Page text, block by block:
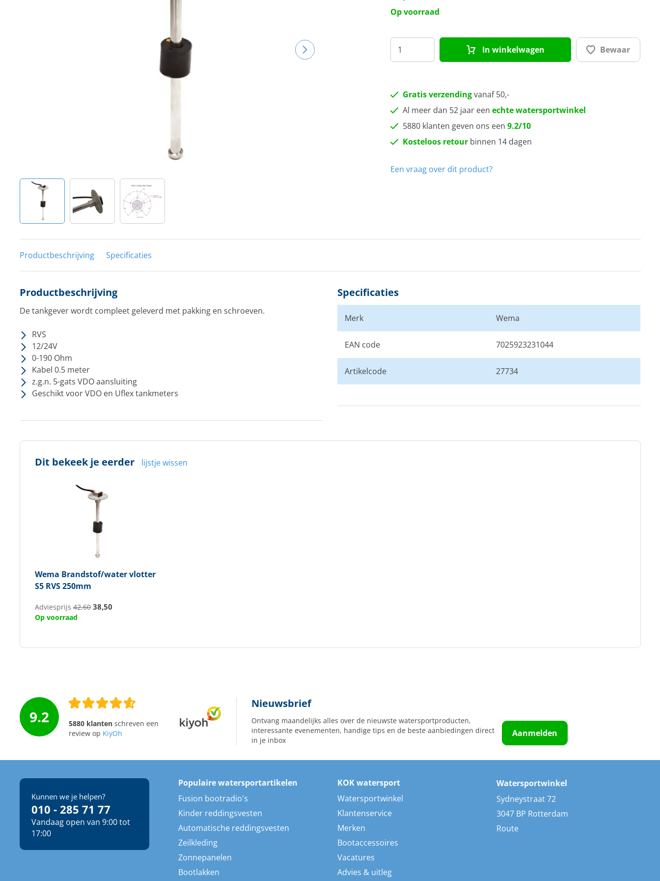
275 mm
350 mm
400 mm
450 mm
Op voorraad
In winkelwagen Bewaar
Gratis verzendingvanaf 50,-
Al meer dan 52 jaar een echte watersportwinkel
5880 klanten geven ons een 9.2/10
Kosteloos retourbinnen 14 dagen
Een vraag over dit product?
Productbeschrijving Specificaties
Productbeschrijving
De tankgever wordt compleet geleverd met pakking en schroeven.
RVS
12/24V
0-190 Ohm
Kabel 0.5 meter
z.g.n. 5-gats VDO aansluiting
Geschikt voor VDO en Uflex tankmeters
Specificaties
Merk Wema
EAN code 7025923231044
Artikelcode 27734
Dit bekeek je eerder lijstje wissen
Wema Brandstof/water vlotter
S5 RVS 250mm
Adviesprijs42,60 38,50
Op voorraad
9.2 5880 klantenschreven een
review op KiyOh
Nieuwsbrief
Ontvang maandelijks alles over de nieuwste watersportproducten,
interessante evenementen, handige tips en de beste aanbiedingen direct
in je inbox
Aanmelden
Kunnen we je helpen?
010 - 285 71 77
Vandaag open van 9:00 tot
17:00
Populaire watersportartikelen
Fusion bootradio's
Kinder reddingsvesten
Automatische reddingsvesten
Zeilkleding
Zonnepanelen
Bootlakken
KOK watersport
Watersportwinkel
Klantenservice
Merken
Bootaccessoires
Vacatures
Advies & uitleg
Watersportwinkel
Sydneystraat 72
3047 BP Rotterdam
Route